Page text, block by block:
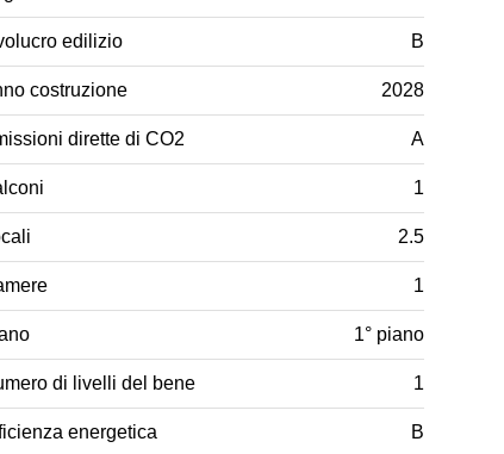
edilizio B
costruzione 2028
dirette di CO2 A
1
2.5
1
1° piano
di livelli del bene 1
energetica B